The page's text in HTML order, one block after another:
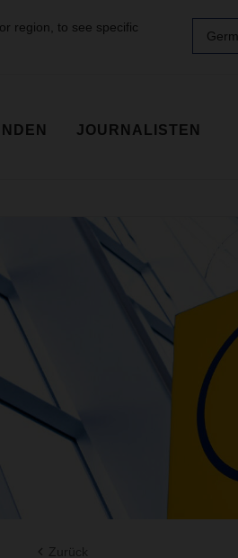
region, to see specific
JOURNALISTEN
Zurück